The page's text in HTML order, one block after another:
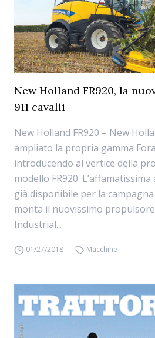
New Holland FR920, la
911 cavalli
New Holland FR920 – New
ampliato la propria gamma
introducendo al vertice della
modello FR920.
già disponibile per la
monta il nuovissimo propulsore
Industrial...
01/27/2018 Macchine